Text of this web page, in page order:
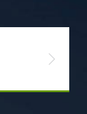
Next